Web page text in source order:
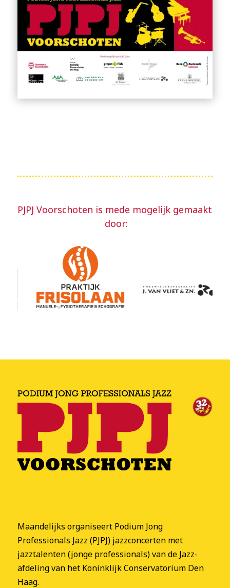
PJPJ Voorschoten is mede mogelijk gemaakt
door:
Maandelijks organiseert Podium Jong
Professionals Jazz (PJPJ) jazzconcerten met
jazztalenten (jonge professionals) van de Jazz-
afdeling van het Koninklijk Conservatorium Den
Haag.